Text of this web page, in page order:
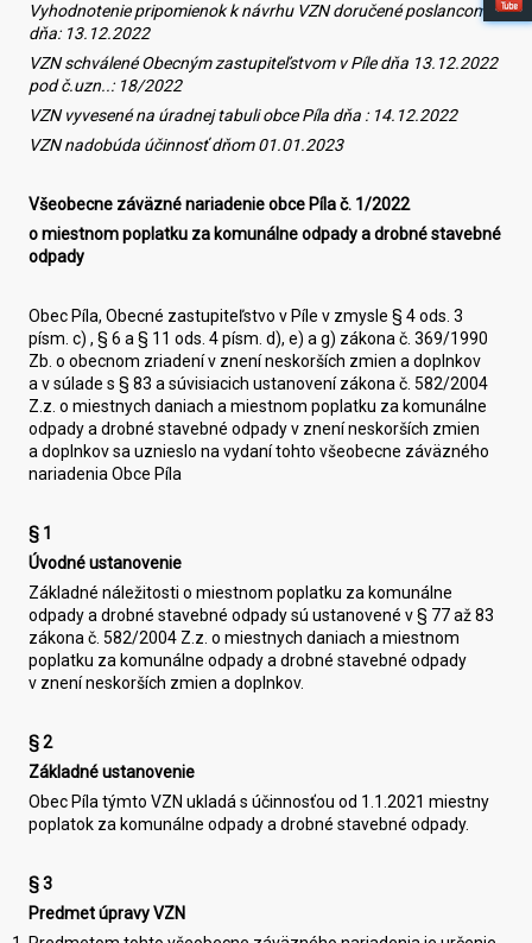
Vyhodnotenie pripomienok k návrhu VZN doručené poslancom
dňa: 13. 12.2022
VZN schválené Obecným zastupiteľstvom v Píle dňa 13. 12.2022
pod č.uzn..: 18/2022
VZN vyvesené na úradnej tabuli obce Píla dňa : 14. 12.2022
VZN nadobúda účinnosť dňom 01.01.2023
Všeobecne záväzné nariadenie obce Píla č. 1/2022
o miestnom poplatku za komunálne odpady a drobné stavebné
odpady
Obec Píla, Obecné zastupiteľstvo v Píle v zmysle § 4 ods. 3
písm. c) , § 6 a § 11 ods. 4 písm. d), e) a g) zákona č. 369/1990
Zb. o obecnom zriadení v znení neskorších zmien a doplnkov
a v súlade s § 83 a súvisiacich ustanovení zákona č. 582/2004
Z.z. o miestnych daniach a miestnom poplatku za komunálne
odpady a drobné stavebné odpady v znení neskorších zmien
a doplnkov sa uznieslo na vydaní tohto všeobecne záväzného
nariadenia Obce Píla
§ 1
Úvodné ustanovenie
Základné náležitosti o miestnom poplatku za komunálne
odpady a drobné stavebné odpady sú ustanovené v § 77 až 83
zákona č. 582/2004 Z.z. o miestnych daniach a miestnom
poplatku za komunálne odpady a drobné stavebné odpady
v znení neskorších zmien a doplnkov.
§ 2
Základné ustanovenie
Obec Píla týmto VZN ukladá s účinnosťou od 1.1.2021 miestny
poplatok za komunálne odpady a drobné stavebné odpady.
§ 3
Predmet úpravy VZN